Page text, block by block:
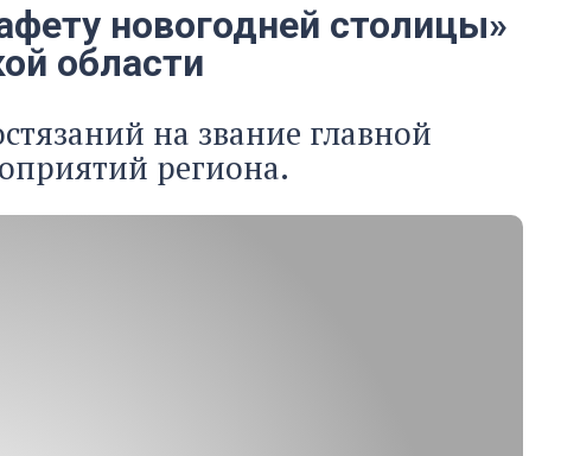
новогодней столицы»
области
на звание главной
региона.